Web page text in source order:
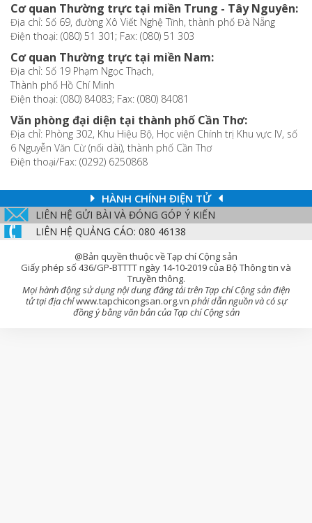
Cơ quan Thường trực tại miền Trung - Tây Nguyên:
Địa chỉ: Số 69, đường Xô Viết Nghệ Tĩnh, thành phố Đà Nẵng
Điện thoại: (080) 51 301; Fax: (080) 51 303
Cơ quan Thường trực tại miền Nam:
Địa chỉ: Số 19 Phạm Ngọc Thạch,
Thành phố Hồ Chí Minh
Điện thoại: (080) 84083; Fax: (080) 84081
Văn phòng đại diện tại thành phố Cần Thơ:
Địa chỉ: Phòng 302, Khu Hiệu Bộ, Học viện Chính trị Khu vực IV, số
6 Nguyễn Văn Cừ (nối dài), thành phố Cần Thơ
Điện thoại/Fax: (0292) 6250868
HÀNH CHÍNH ĐIỆN TỬ
LIÊN HỆ GỬI BÀI VÀ ĐÓNG GÓP Ý KIẾN
LIÊN HỆ QUẢNG CÁO: 080 46138
@Bản quyền thuộc về Tạp chí Cộng sản
Giấy phép số 436/GP-BTTTT ngày 14-10-2019 của Bộ Thông tin và
Truyền thông.
Mọi hành động sử dụng nội dung đăng tải trên Tạp chí Cộng sản điện
tử tại địa chỉwww.tapchicongsan.org.vn phải dẫn nguồn và có sự
đồng ý bằng văn bản của Tạp chí Cộng sản